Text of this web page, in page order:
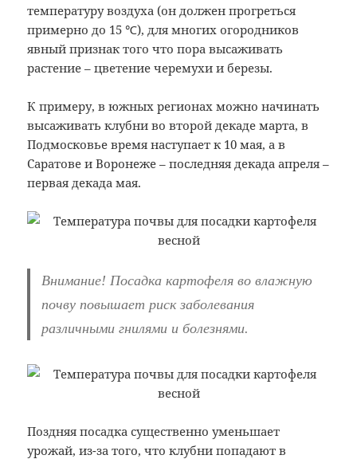
температуру воздуха (он должен прогреться
примерно до 15 ℃), для многих огородников
явный признак того что пора высаживать
растение – цветение черемухи и березы.
К примеру, в южных регионах можно начинать
высаживать клубни во второй декаде марта, в
Подмосковье время наступает к 10 мая, а в
Саратове и Воронеже – последняя декада апреля –
первая декада мая.
Внимание! Посадка картофеля во влажную
почву повышает риск заболевания
различными гнилями и болезнями.
Поздняя посадка существенно уменьшает
урожай, из-за того, что клубни попадают в